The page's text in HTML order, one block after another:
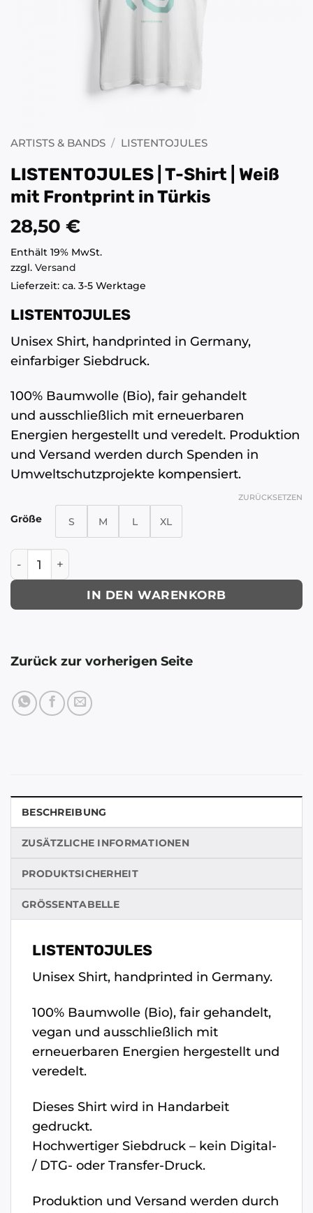
ARTISTS & BANDS / LISTENTOJULES
LISTENTOJULES | T-Shirt | Weiß
mit Frontprint in Türkis
28,50 €
Enthält 19% MwSt.
zzgl. Versand
Lieferzeit: ca. 3-5 Werktage
LISTENTOJULES
Unisex Shirt, handprinted in Germany,
einfarbiger Siebdruck.
100% Baumwolle (Bio), fair gehandelt
und ausschließlich mit erneuerbaren
Energien hergestellt und veredelt. Produktion
und Versand werden durch Spenden in
Umweltschutzprojekte kompensiert.
Größe S M L XL
ZURÜCKSETZEN
LISTENTOJULES | T-Shirt | Weiß mit Frontprint in
IN DEN WARENKORB
Zurück zur vorherigen Seite
BESCHREIBUNG
ZUSÄTZLICHE INFORMATIONEN
PRODUKTSICHERHEIT
GRÖSSENTABELLE
LISTENTOJULES
Unisex Shirt, handprinted in Germany.
100% Baumwolle (Bio), fair gehandelt,
vegan und ausschließlich mit
erneuerbaren Energien hergestellt und
veredelt.
Dieses Shirt wird in Handarbeit
gedruckt.
Hochwertiger Siebdruck – kein Digital-
/ DTG- oder Transfer-Druck.
Produktion und Versand werden durch